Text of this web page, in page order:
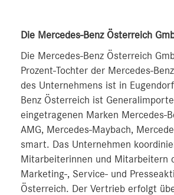
Die Mercedes-Benz Österreich
Die Mercedes-Benz Österreich
Prozent-Tochter der Mercedes-
des Unternehmens ist in
Benz Österreich ist
eingetragenen Marken Mercedes-
AMG, Mercedes-Maybach,
smart. Das Unternehmen
Mitarbeiterinnen und Mitarbeitern
Marketing-, Service- und
Österreich. Der Vertrieb erfolgt